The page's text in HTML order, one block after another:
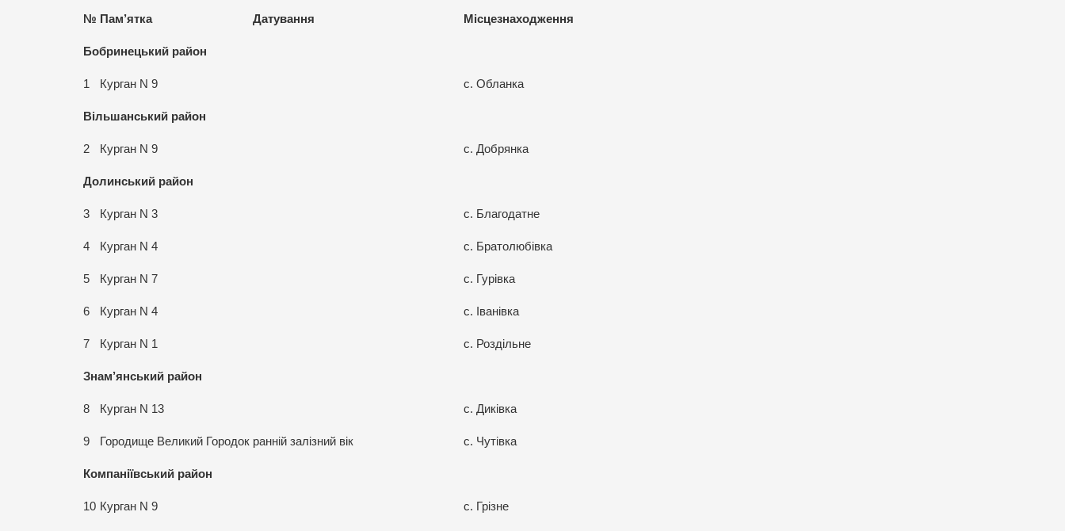
№ Пам’ятка Датування Місцезнаходження
Бобринецький район
1 Курган N 9 с. Обланка
Вільшанський район
2 Курган N 9 с. Добрянка
Долинський район
3 Курган N 3 с. Благодатне
4 Курган N 4 с. Братолюбівка
5 Курган N 7 с. Гурівка
6 Курган N 4 с. Іванівка
7 Курган N 1 с. Роздільне
Знам’янський район
8 Курган N 13 с. Диківка
9 Городище Великий Городок ранній залізний вік с. Чутівка
Компаніївський район
10 Курган N 9 с. Грізне